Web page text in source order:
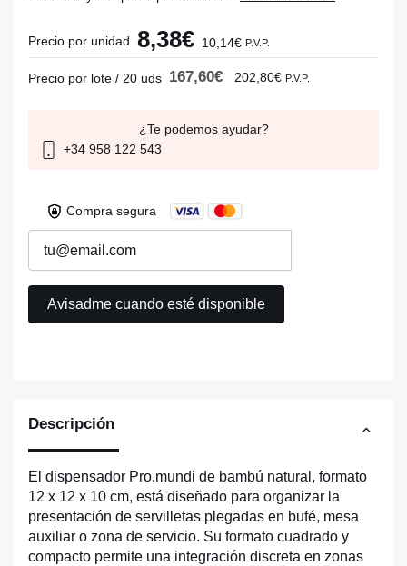
Descripción
El dispensador Pro.mundi de bambú natural, formato
12 x 12 x 10 cm, está diseñado para organizar la
presentación de servilletas plegadas en bufé, mesa
auxiliar o zona de servicio. Su formato cuadrado y
compacto permite una integración discreta en zonas
Precio por unidad 8,38€ 10,14€ P.V.P.
Precio por lote / 20 uds 167,60€ 202,80€ P.V.P.
¿Te podemos ayudar?
+34 958 122 543
Compra segura